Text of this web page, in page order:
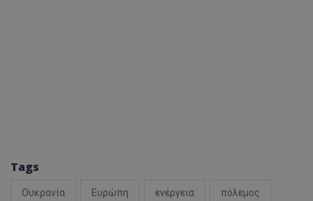
Tags
Ουκρανία Ευρώπη ενέργεια πόλεμος